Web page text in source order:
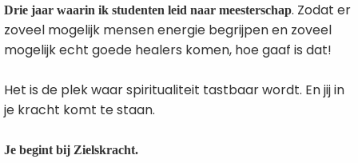
Drie jaar waarin ik studenten leid naar meesterschap. Zodat er
zoveel mogelijk mensen energie begrijpen en zoveel
mogelijk echt goede healers komen, hoe gaaf is dat!
Het is de plek waar spiritualiteit tastbaar wordt. En jij in
je kracht komt te staan.
Je begint bij Zielskracht.